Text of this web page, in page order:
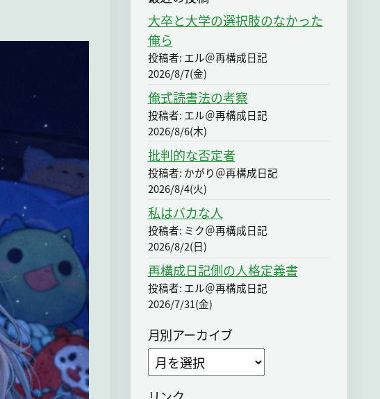
大卒と大学の選択肢のなかった
俺ら
投稿者: エル＠再構成日記
2026/8/7(金)
俺式読書法の考察
投稿者: エル＠再構成日記
2026/8/6(木)
批判的な否定者
投稿者: かがり＠再構成日記
2026/8/4(火)
私はバカな人
投稿者: ミク＠再構成日記
2026/8/2(日)
再構成日記側の人格定義書
投稿者: エル＠再構成日記
2026/7/31(金)
月別アーカイブ
ア
ー